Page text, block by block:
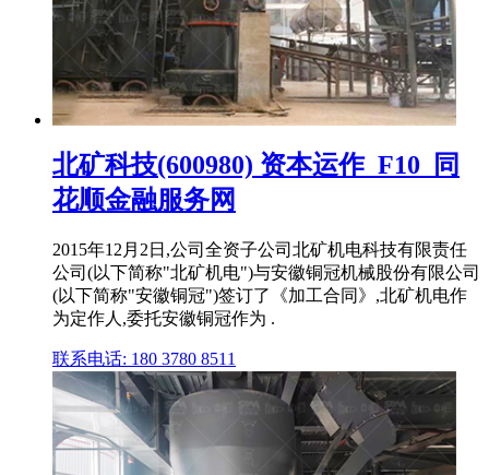
北矿科技(600980) 资本运作_F10_同
花顺金融服务网
2015年12月2日,公司全资子公司北矿机电科技有限责任
公司(以下简称"北矿机电")与安徽铜冠机械股份有限公司
(以下简称"安徽铜冠")签订了《加工合同》,北矿机电作
为定作人,委托安徽铜冠作为 .
联系电话: 180 3780 8511